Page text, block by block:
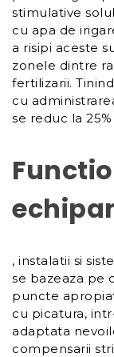
stimulative
cu apa de
a risipi aceste
zonele dintre
fertilizarii.
cu
se reduc la
, instalatii si
se bazeaza pe
puncte
cu picatura,
adaptata
compensarii